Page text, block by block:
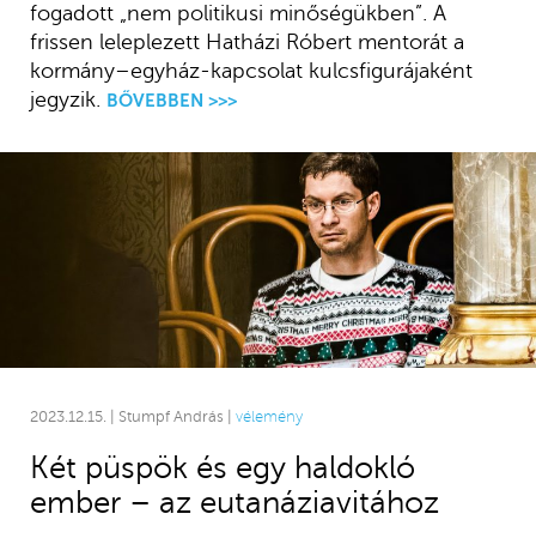
fogadott „nem politikusi minőségükben”. A
frissen leleplezett Hatházi Róbert mentorát a
kormány–egyház-kapcsolat kulcsfigurájaként
jegyzik.
BŐVEBBEN >>>
2023.12.15. | Stumpf András | vélemény
Két püspök és egy haldokló
ember – az eutanáziavitához